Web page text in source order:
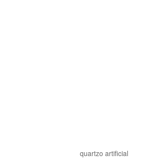
quartzo artificial